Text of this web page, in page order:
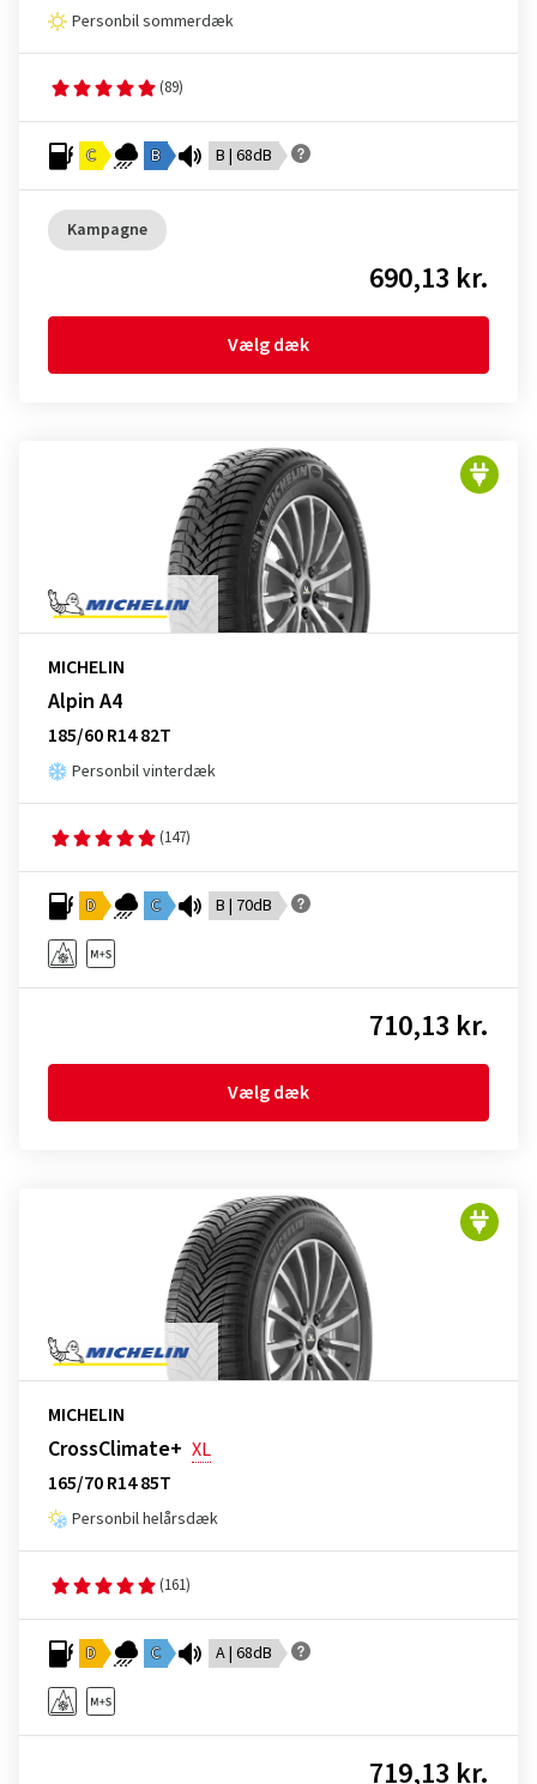
Personbil sommerdæk
(89)
C B B | 68dB
Kampagne
690,13 kr.
Vælg dæk
MICHELIN
Alpin A4
185/60 R14 82T
Personbil vinterdæk
(147)
D C B | 70dB
710,13 kr.
Vælg dæk
MICHELIN
CrossClimate+ XL
165/70 R14 85T
Personbil helårsdæk
(161)
D C A | 68dB
719,13 kr.